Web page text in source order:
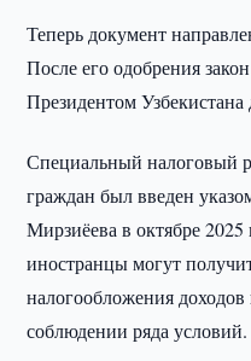
Теперь документ
После его одобрения
Президентом Узбекистана
Специальный налоговый
граждан был введен
Мирзиёева в октябре
иностранцы могут
налогообложения
соблюдении ряда условий.